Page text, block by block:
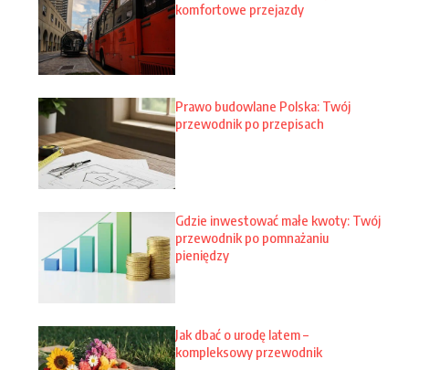
komfortowe przejazdy
Prawo budowlane Polska: Twój
przewodnik po przepisach
Gdzie inwestować małe kwoty: Twój
przewodnik po pomnażaniu
pieniędzy
Jak dbać o urodę latem –
kompleksowy przewodnik